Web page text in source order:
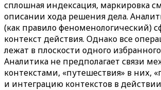
сплошная индексация, маркировка
описании хода решения дела.
(как правило феноменологический)
контекст действия. Однако все
лежат в плоскости одного
Аналитика не предполагает связи
контекстами, «путешествия» в них,
и интеграцию контекстов в